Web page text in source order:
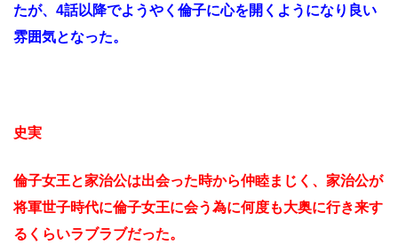
たが、4話以降でようやく倫子に心を開くようになり良い
雰囲気となった。
史実
倫子女王と家治公は出会った時から仲睦まじく、家治公が
将軍世子時代に倫子女王に会う為に何度も大奥に行き来す
るくらいラブラブだった。